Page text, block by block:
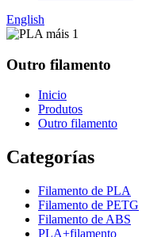
English
Outro filamento
Inicio
Produtos
Outro filamento
Categorías
Filamento de PLA
Filamento de PETG
Filamento de ABS
PLA+filamento